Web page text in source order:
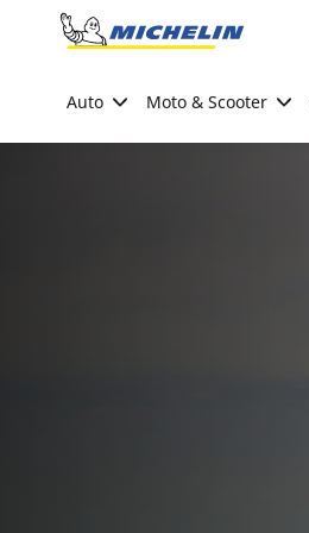
Go to page content
Auto Moto & Scooter